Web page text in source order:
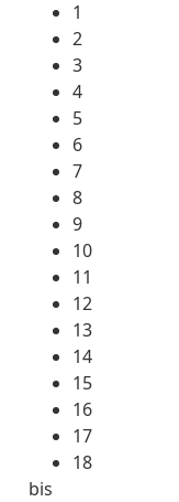
1
2
3
4
5
6
7
8
9
10
11
12
13
14
15
16
17
18
bis